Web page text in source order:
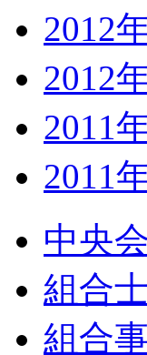
2012
2012
2011
2011
中央
組合
組合